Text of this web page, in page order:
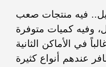
فيه منتجات صعب
وفيه كميات متوفرة
في الأماكن الثانية
عندهم أنواع كثيرة